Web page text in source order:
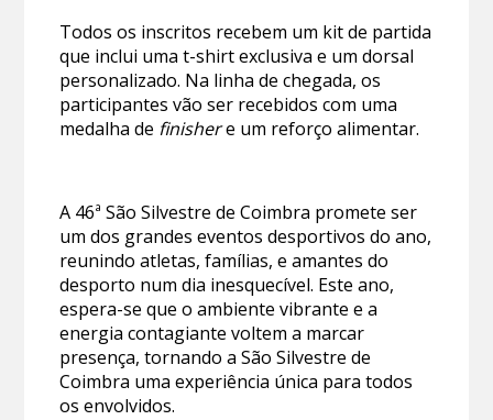
Todos os inscritos recebem um kit de partida
que inclui uma t-shirt exclusiva e um dorsal
personalizado. Na linha de chegada, os
participantes vão ser recebidos com uma
medalha de finishere um reforço alimentar.
A 46ª São Silvestre de Coimbra promete ser
um dos grandes eventos desportivos do ano,
reunindo atletas, famílias, e amantes do
desporto num dia inesquecível. Este ano,
espera-se que o ambiente vibrante e a
energia contagiante voltem a marcar
presença, tornando a São Silvestre de
Coimbra uma experiência única para todos
os envolvidos.